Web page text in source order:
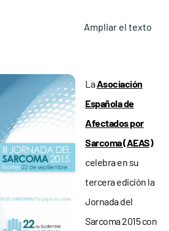
Ampliar el texto
LaAsociación
Española de
Afectados por
Sarcoma (AEAS)
celebra en su
tercera edición la
Jornada del
Sarcoma 2015 con